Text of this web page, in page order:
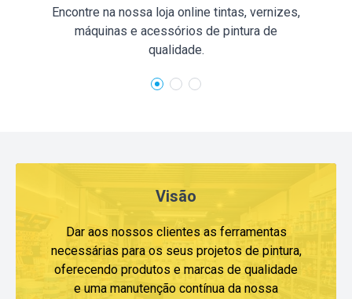
Encontre na nossa loja online tintas, vernizes,
máquinas e acessórios de pintura de
qualidade.
Visão
Dar aos nossos clientes as ferramentas
necessárias para os seus projetos de pintura,
oferecendo produtos e marcas de qualidade
e uma manutenção contínua da nossa